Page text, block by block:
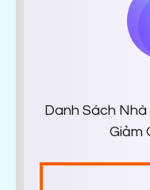
Danh Sách Nhà
Giảm